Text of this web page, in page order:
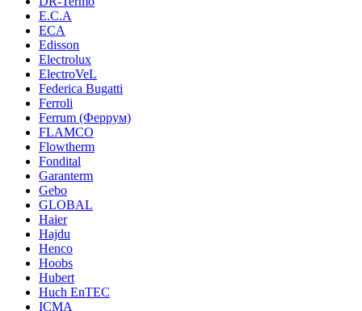
E.C.A
ECA
Edisson
Electrolux
ElectroVeL
Federica Bugatti
Ferroli
Ferrum (Феррум)
FLAMCO
Flowtherm
Fondital
Garanterm
Gebo
GLOBAL
Haier
Hajdu
Henco
Hoobs
Hubert
Huch EnTEC
ICMA